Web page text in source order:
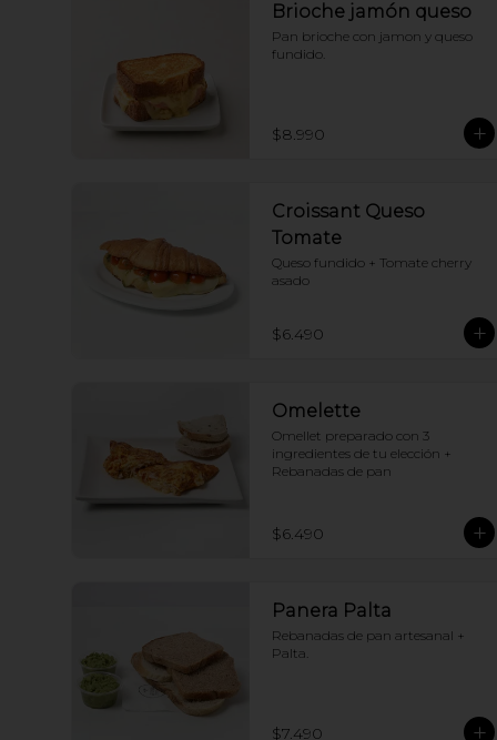
Brioche jamón queso
Pan brioche con jamon y queso
fundido.
$8.990
Croissant Queso
Tomate
Queso fundido + Tomate cherry
asado
$6.490
Omelette
Omellet preparado con 3
ingredientes de tu elección +
Rebanadas de pan
$6.490
Panera Palta
Rebanadas de pan artesanal +
Palta.
$7.490